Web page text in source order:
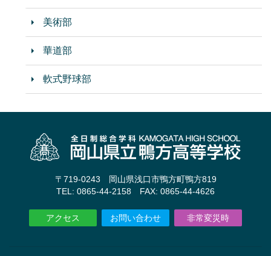
美術部
華道部
軟式野球部
〒719-0243 岡山県浅口市鴨方町鴨方819
TEL: 0865-44-2158 FAX: 0865-44-4626
アクセス お問い合わせ 非常変災時